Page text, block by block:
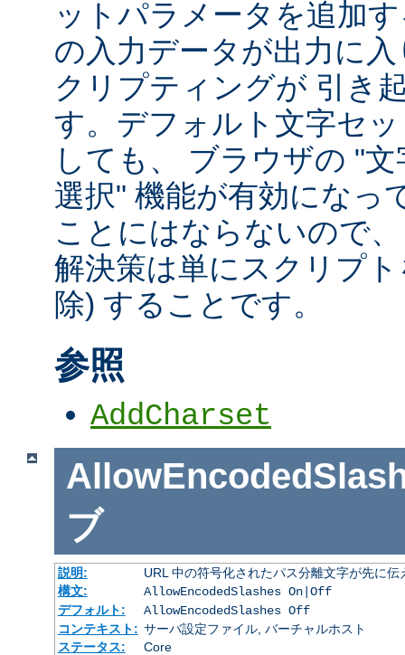
ットパラメータを追加
の入力データが出力に
クリプティングが 引き
す。デフォルト文字セ
しても、 ブラウザの "
選択" 機能が有効になっ
ことにはならないので
解決策は単にスクリプ
除) することです。
参照
AddCharset
ブ
説明:
URL 中の符号化されたパス分離文字が先に
構文:
AllowEncodedSlashes On|Off
デフォルト:
AllowEncodedSlashes Off
コンテキスト: サーバ設定ファイル, バーチャルホスト
ステータス:
Core